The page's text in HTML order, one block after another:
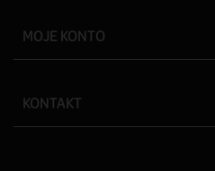
MOJE KONTO
KONTAKT